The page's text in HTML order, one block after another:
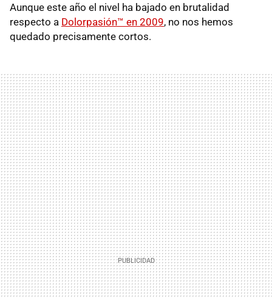
Aunque este año el nivel ha bajado en brutalidad
respecto a Dolorpasión™ en 2009, no nos hemos
quedado precisamente cortos.